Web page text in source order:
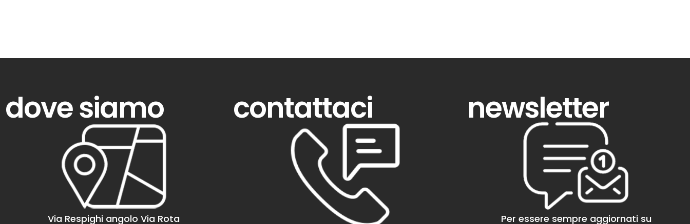
dove siamo
Via Respighi angolo Via Rota
contattaci newsletter
Per essere sempre aggiornati su